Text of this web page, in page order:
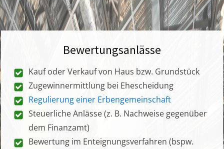
Bewertungsanlässe
Kauf oder Verkauf von Haus bzw. Grundstück
Zugewinnermittlung bei Ehescheidung
Regulierung einer Erbengemeinschaft
Steuerliche Anlässe (z. B. Nachweise gegenüber
dem Finanzamt)
Bewertung im Enteignungsverfahren (bspw.